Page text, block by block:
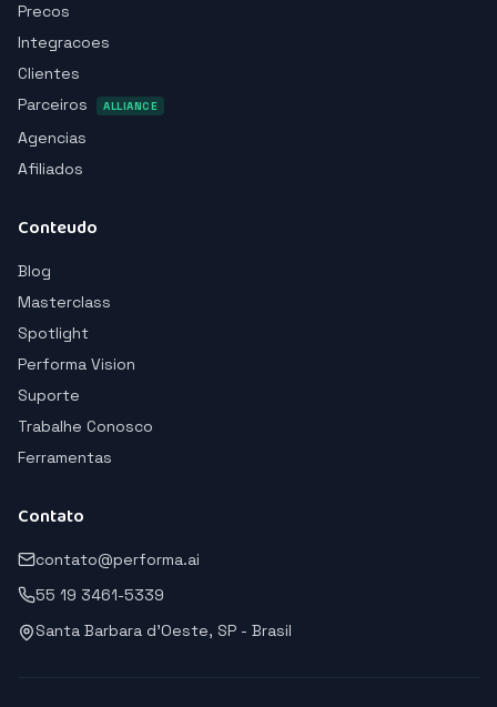
Precos
Integracoes
Clientes
Parceiros
ALLIANCE
Agencias
Afiliados
Conteudo
Blog
Masterclass
Spotlight
Performa Vision
Suporte
Trabalhe Conosco
Ferramentas
Contato
contato@performa.ai
55 19 3461-5339
Santa Barbara d'Oeste, SP - Brasil